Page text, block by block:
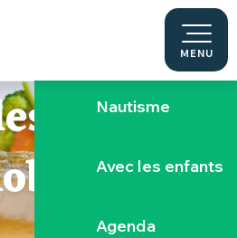
MENU
Activités autour
Nautisme
Avec les enfants
Agenda
tables